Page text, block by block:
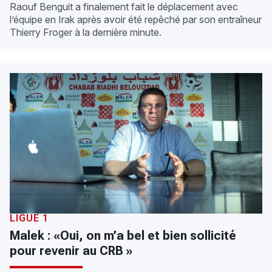
Raouf Benguit a finalement fait le déplacement avec
l’équipe en Irak après avoir été repêché par son entraîneur
Thierry Froger à la dernière minute.
LIGUE 1
Malek : «Oui, on m’a bel et bien sollicité
pour revenir au CRB »